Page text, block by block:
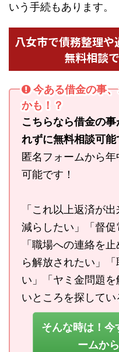
いう手続もあります。
八女市で債務整理
無料相談
今ある借金の事
かも！？
こちらなら借金の
れずに無料相談可能
匿名フォームから
可能です！
「これ以上返済が
減らしたい」「督促
「職場への連絡を
ら解放されたい」
い」「ヤミ金問題
いところを探してい
そんな時は！今
ームか